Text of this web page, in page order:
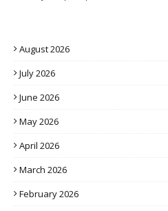
August 2026
July 2026
June 2026
May 2026
April 2026
March 2026
February 2026